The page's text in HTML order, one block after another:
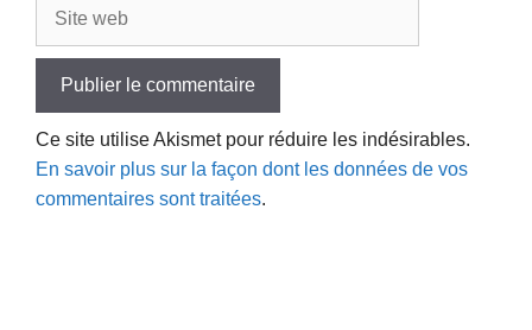
Ce site utilise Akismet pour réduire les indésirables.
En savoir plus sur la façon dont les données de vos
commentaires sont traitées.